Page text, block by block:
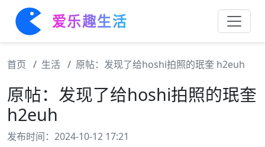
爱乐趣生活
首页 生活 原帖：发现了给hoshi拍照的珉奎 h2euh
原帖：发现了给hoshi拍照的珉奎
h2euh
发布时间：2024-10-12 17:21